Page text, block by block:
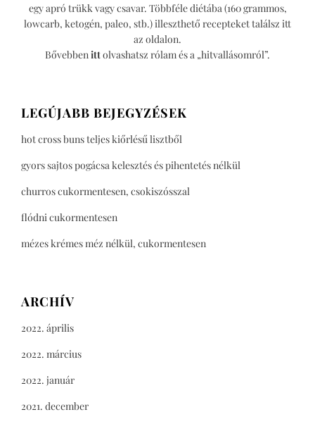
egy apró trükk vagy csavar. Többféle diétába (160 grammos,
lowcarb, ketogén, paleo, stb.) illeszthető recepteket találsz itt
az oldalon.
Bővebbenittolvashatsz rólam és a „hitvallásomról”.
LEGÚJABB BEJEGYZÉSEK
hot cross buns teljes kiőrlésű lisztből
gyors sajtos pogácsa kelesztés és pihentetés nélkül
churros cukormentesen, csokiszósszal
flódni cukormentesen
mézes krémes méz nélkül, cukormentesen
ARCHÍV
2022. április
2022. március
2022. január
2021. december